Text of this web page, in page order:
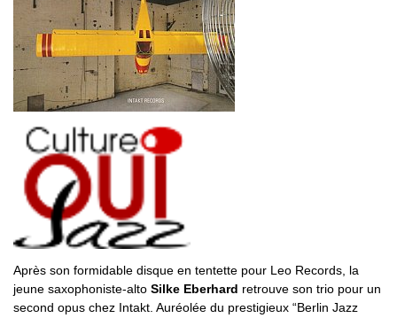
Après son formidable disque en tentette pour Leo Records, la
jeune saxophoniste-alto Silke Eberhard retrouve son trio pour un
second opus chez Intakt. Auréolée du prestigieux “Berlin Jazz